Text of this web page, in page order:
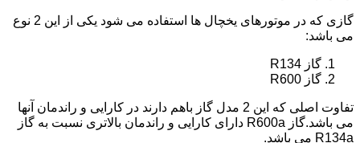
گازی که در موتورهای یخچال ها استفاده می شود یکی از این 2 نوع
می باشد:
گاز R134
گاز R600
تفاوت اصلی که این 2 مدل گاز باهم دارند در کارایی و راندمان آنها
می باشد.گاز R600a دارای کارایی و راندمان بالاتری نسبت به گاز
R134a می باشد.